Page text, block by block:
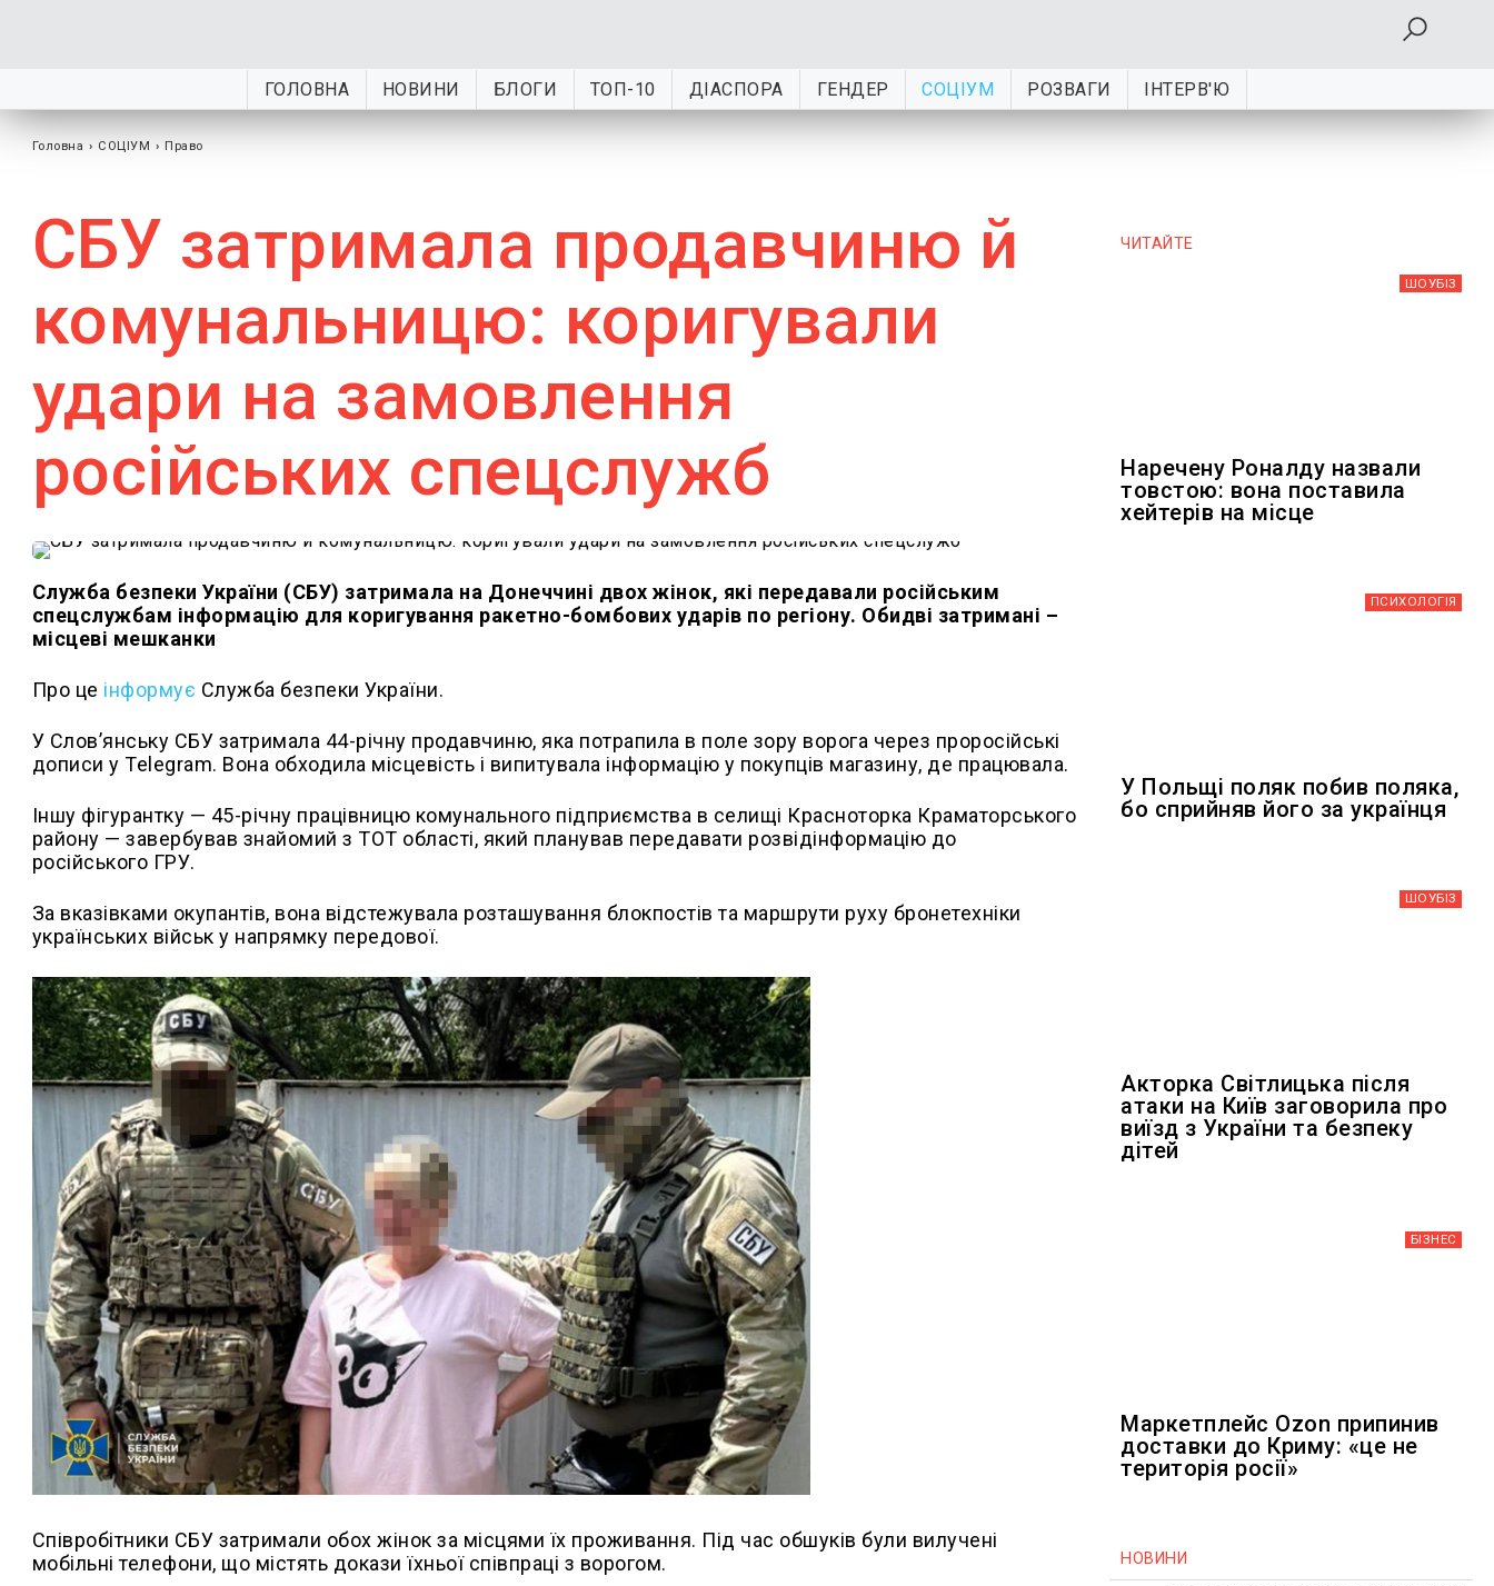
ГОЛОВНА НОВИНИ БЛОГИ ТОП-10 ДІАСПОРА ГЕНДЕР СОЦІУМ РОЗВАГИ ІНТЕРВ'Ю
Головна › СОЦІУМ › Право
СБУ затримала продавчиню й
комунальницю: коригували
удари на замовлення
російських спецслужб
Служба безпеки України (СБУ) затримала на Донеччині двох жінок, які передавали російським
спецслужбам інформацію для коригування ракетно-бомбових ударів по регіону. Обидві затримані –
місцеві мешканки
Про це інформує Служба безпеки України.
У Слов’янську СБУ затримала 44-річну продавчиню, яка потрапила в поле зору ворога через проросійські
дописи у Telegram. Вона обходила місцевість і випитувала інформацію у покупців магазину, де працювала.
Іншу фігурантку — 45-річну працівницю комунального підприємства в селищі Красноторка Краматорського
району — завербував знайомий з ТОТ області, який планував передавати розвідінформацію до
російського ГРУ.
За вказівками окупантів, вона відстежувала розташування блокпостів та маршрути руху бронетехніки
українських військ у напрямку передової.
Співробітники СБУ затримали обох жінок за місцями їх проживання. Під час обшуків були вилучені
мобільні телефони, що містять докази їхньої співпраці з ворогом.
ЧИТАЙТЕ
ШОУБIЗ
Наречену Роналду назвали
товстою: вона поставила
хейтерів на місце
ПСИХОЛОГІЯ
У Польщі поляк побив поляка,
бо сприйняв його за українця
ШОУБIЗ
Акторка Світлицька після
атаки на Київ заговорила про
виїзд з України та безпеку
дітей
БІЗНЕС
Маркетплейс Ozon припинив
доставки до Криму: «це не
територія росії»
НОВИНИ